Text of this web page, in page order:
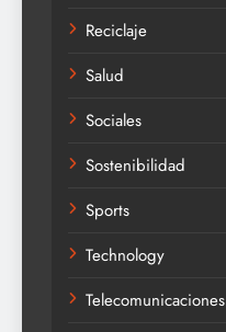
Reciclaje
Salud
Sociales
Sostenibilidad
Sports
Technology
Telecomunicaciones